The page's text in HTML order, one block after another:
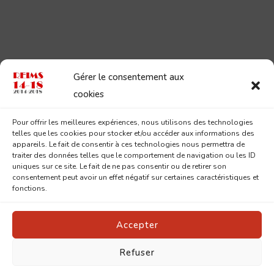
Gérer le consentement aux
cookies
Pour offrir les meilleures expériences, nous utilisons des technologies
telles que les cookies pour stocker et/ou accéder aux informations des
appareils. Le fait de consentir à ces technologies nous permettra de
traiter des données telles que le comportement de navigation ou les ID
uniques sur ce site. Le fait de ne pas consentir ou de retirer son
consentement peut avoir un effet négatif sur certaines caractéristiques et
fonctions.
Accepter
Refuser
Reims 14-18. Tous droits réservés.